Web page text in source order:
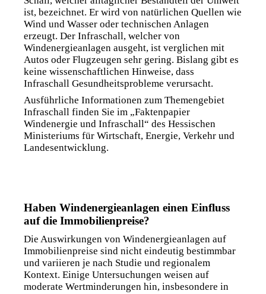
ist, bezeichnet. Er wird von natürlichen Quellen wie
Wind und Wasser oder technischen Anlagen
erzeugt. Der Infraschall, welcher von
Windenergieanlagen ausgeht, ist verglichen mit
Autos oder Flugzeugen sehr gering. Bislang gibt es
keine wissenschaftlichen Hinweise, dass
Infraschall Gesundheitsprobleme verursacht.
Ausführliche Informationen zum Themengebiet
Infraschall finden Sie im „Faktenpapier
Windenergie und Infraschall“ des Hessischen
Ministeriums für Wirtschaft, Energie, Verkehr und
Landesentwicklung.
Haben Windenergieanlagen einen Einfluss
auf die Immobilienpreise?
Die Auswirkungen von Windenergieanlagen auf
Immobilienpreise sind nicht eindeutig bestimmbar
und variieren je nach Studie und regionalem
Kontext. Einige Untersuchungen weisen auf
moderate Wertminderungen hin, insbesondere in